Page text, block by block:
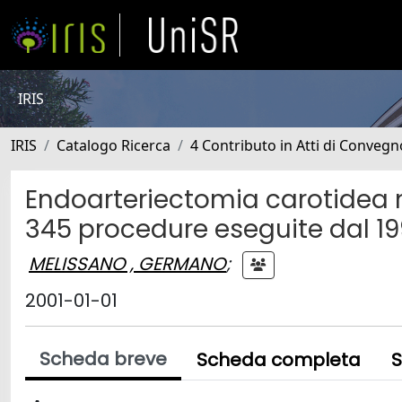
IRIS
IRIS Catalogo Ricerca 4 Contributo in Atti di
Endoarteriectomia carotidea
345 procedure eseguite dal
MELISSANO , GERMANO;
2001-01-01
Scheda breve Scheda completa